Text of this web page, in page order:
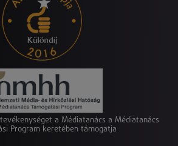
a Médiatanács a Médiatanács
Program keretében támogatja